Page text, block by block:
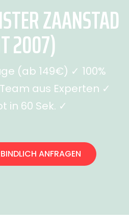
ZAANSTAD
2007)
(ab 149€) ✓ 100%
aus Experten ✓
in 60 Sek. ✓
ANFRAGEN